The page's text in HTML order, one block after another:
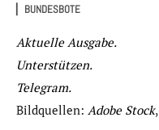
▏BUNDESBOTE
Aktuelle Ausgabe.
Unterstützen.
Telegram.
Bildquellen:Adobe Stock,